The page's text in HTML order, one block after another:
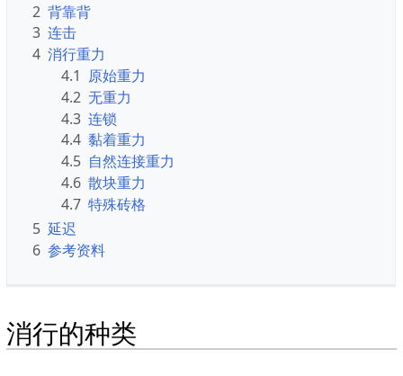
2 背靠背
3 连击
4 消行重力
4.1 原始重力
4.2 无重力
4.3 连锁
4.4 黏着重力
4.5 自然连接重力
4.6 散块重力
4.7 特殊砖格
5 延迟
6 参考资料
消行的种类